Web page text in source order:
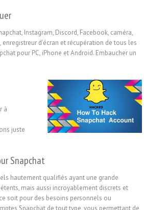
Instagram, Discord, Facebook, caméra,
d'écran et récupération de tous les
pour PC, iPhone et Android. Embaucher un
à
juste
Snapchat
hautement qualifiés ayant une grande
mais aussi incroyablement discrets et
soit pour des besoins personnels ou
Snapchat de tout type, vous permettant de